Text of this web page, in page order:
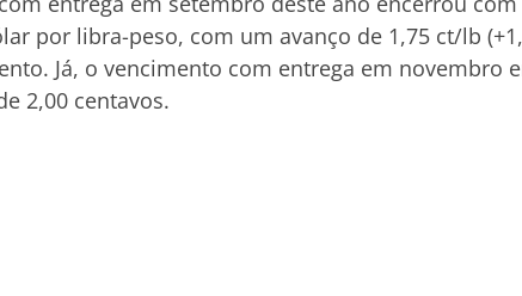
por libra-peso, com um avanço de 1,75 ct/lb
Já, o vencimento com entrega em novembro
2,00 centavos.